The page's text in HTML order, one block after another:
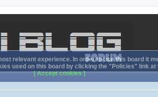
relevant experience. In order to use this board it
used on this board by clicking the "Policies" link at
[ Accept cookies ]